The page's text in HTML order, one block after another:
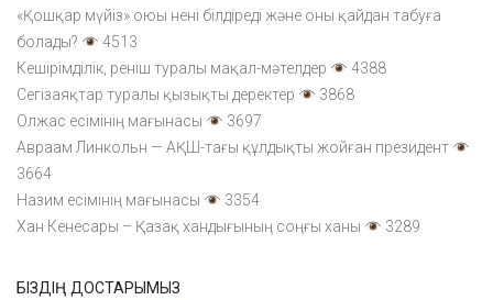
«Қошқар мүйіз» оюы нені білдіреді және оны қайдан табуға
болады?
4513
Кешірімділік, реніш туралы мақал-мәтелдер
4388
Сегізаяқтар туралы қызықты деректер
3868
Олжас есімінің мағынасы
3697
Авраам Линкольн — АҚШ-тағы құлдықты жойған президент
3664
Назим есімінің мағынасы
3354
Хан Кенесары – Қазақ хандығының соңғы ханы
3289
БІЗДІҢ ДОСТАРЫМЫЗ